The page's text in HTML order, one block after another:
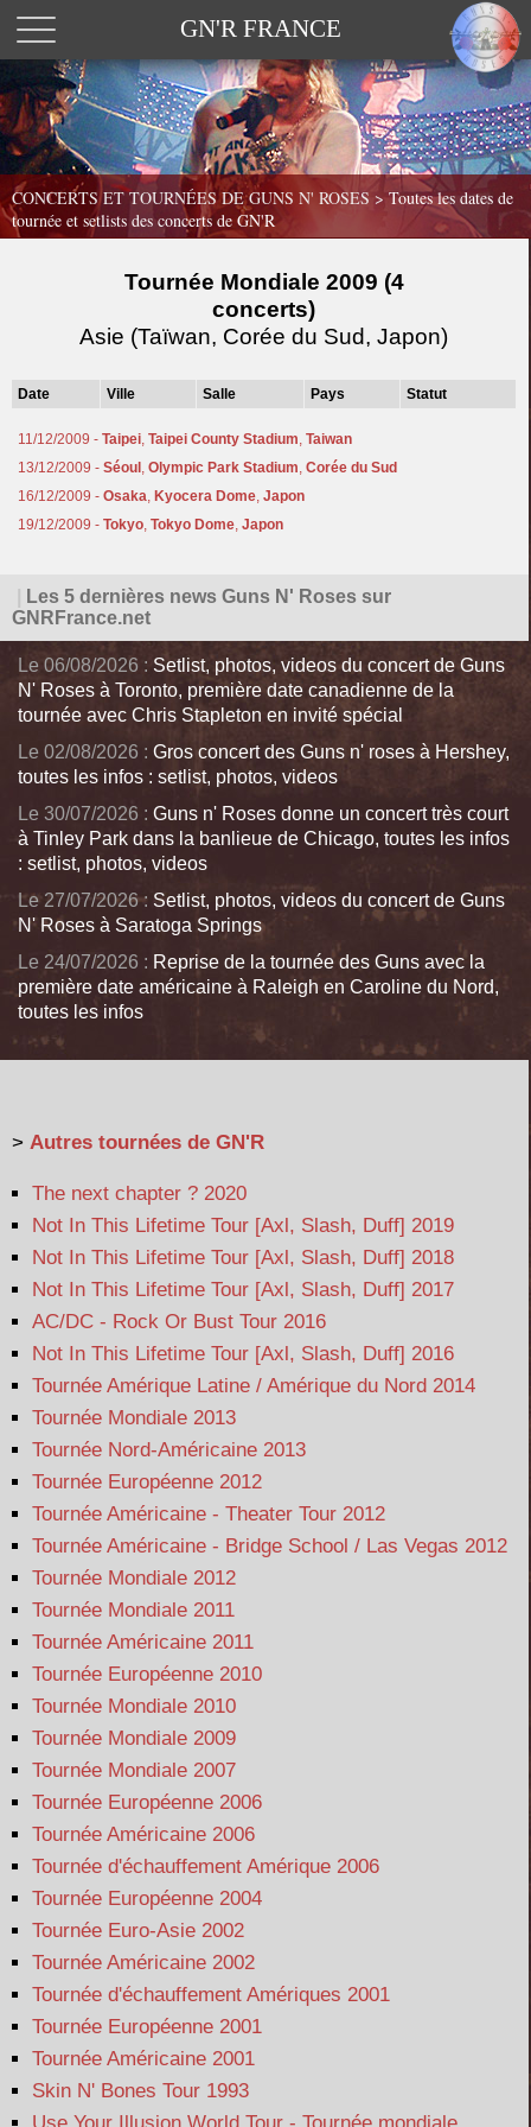
GN'R FRANCE
CONCERTS ET TOURNÉES DE GUNS N' ROSES > Toutes les dates de
tournée et setlists des concerts de GN'R
Tournée Mondiale 2009 (4
concerts)
Asie (Taïwan, Corée du Sud, Japon)
Date Ville Salle Pays Statut
11/12/2009 -Taipei,Taipei County Stadium,Taiwan
13/12/2009 -Séoul ,Olympic Park Stadium,Corée du Sud
16/12/2009 -Osaka, Kyocera Dome,Japon
19/12/2009 -Tokyo,Tokyo Dome,Japon
Les 5 dernières news Guns N' Roses sur
GNRFrance.net
Le 06/08/2026 : Setlist, photos, videos du concert de Guns
N' Roses à Toronto, première date canadienne de la
tournée avec Chris Stapleton en invité spécial
Le 02/08/2026 : Gros concert des Guns n' roses à Hershey,
toutes les infos : setlist, photos, videos
Le 30/07/2026 : Guns n' Roses donne un concert très court
à Tinley Park dans la banlieue de Chicago, toutes les infos
: setlist, photos, videos
Le 27/07/2026 : Setlist, photos, videos du concert de Guns
N' Roses à Saratoga Springs
Le 24/07/2026 : Reprise de la tournée des Guns avec la
première date américaine à Raleigh en Caroline du Nord,
toutes les infos
> Autres tournées de GN'R
The next chapter ? 2020
Not In This Lifetime Tour [Axl, Slash, Duff] 2019
Not In This Lifetime Tour [Axl, Slash, Duff] 2018
Not In This Lifetime Tour [Axl, Slash, Duff] 2017
AC/DC - Rock Or Bust Tour 2016
Not In This Lifetime Tour [Axl, Slash, Duff] 2016
Tournée Amérique Latine / Amérique du Nord 2014
Tournée Mondiale 2013
Tournée Nord-Américaine 2013
Tournée Européenne 2012
Tournée Américaine - Theater Tour 2012
Tournée Américaine - Bridge School / Las Vegas 2012
Tournée Mondiale 2012
Tournée Mondiale 2011
Tournée Américaine 2011
Tournée Européenne 2010
Tournée Mondiale 2010
Tournée Mondiale 2009
Tournée Mondiale 2007
Tournée Européenne 2006
Tournée Américaine 2006
Tournée d'échauffement Amérique 2006
Tournée Européenne 2004
Tournée Euro-Asie 2002
Tournée Américaine 2002
Tournée d'échauffement Amériques 2001
Tournée Européenne 2001
Tournée Américaine 2001
Skin N' Bones Tour 1993